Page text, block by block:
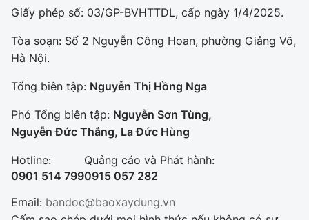
Giấy phép số: 03/GP-BVHTTDL, cấp ngày 1/4/2025.
Tòa soạn: Số 2 Nguyễn Công Hoan, phường Giảng Võ,
Hà Nội.
Tổng biên tập: Nguyễn Thị Hồng Nga
Phó Tổng biên tập: Nguyễn Sơn Tùng,
Nguyễn Đức Thắng, La Đức Hùng
Hotline:
0901 514 799
Quảng cáo và Phát hành:
0915 057 282
Email: bandoc@baoxaydung.vn